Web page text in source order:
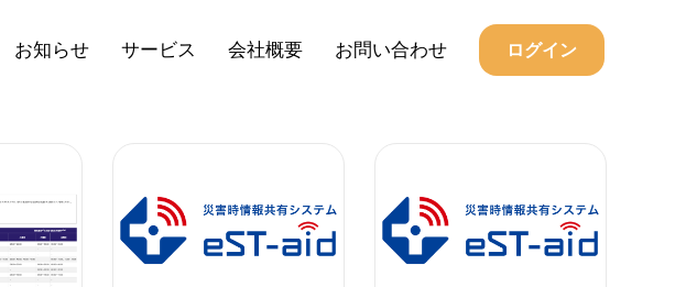
お知らせ サービス 会社概要 お問い合わせ ログイン